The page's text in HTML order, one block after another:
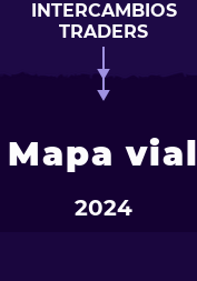
INTERCAMBIOS
TRADERS
Mapa vial
2024